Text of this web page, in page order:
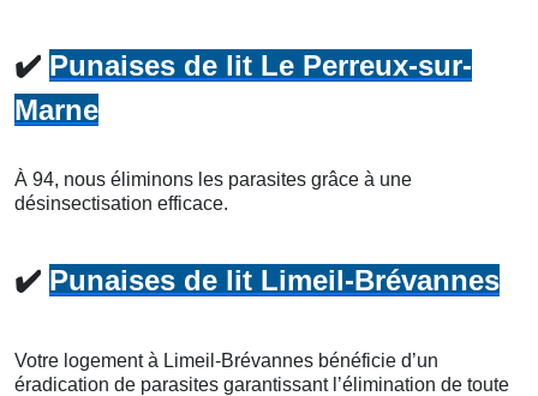
✔️ Punaises de lit Le Perreux-sur-
Marne
À 94, nous éliminons les parasites grâce à une
désinsectisation efficace.
✔️ Punaises de lit Limeil-Brévannes
Votre logement à Limeil-Brévannes bénéficie d’un
éradication de parasites garantissant l’élimination de toute